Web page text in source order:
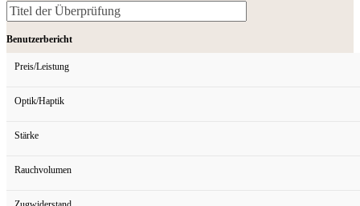
Benutzerbericht
Preis/Leistung
Optik/Haptik
Stärke
Rauchvolumen